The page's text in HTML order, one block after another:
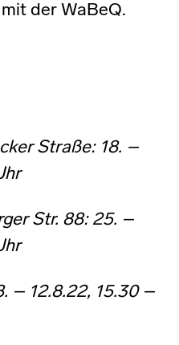
der WaBeQ.
Straße: 18. –
Str. 88: 25. –
– 12.8.22, 15.30 –